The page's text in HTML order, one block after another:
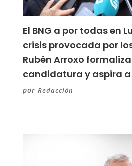
El BNG a por todas en
crisis provocada por
Rubén Arroxo
candidatura y aspira
por Redacción